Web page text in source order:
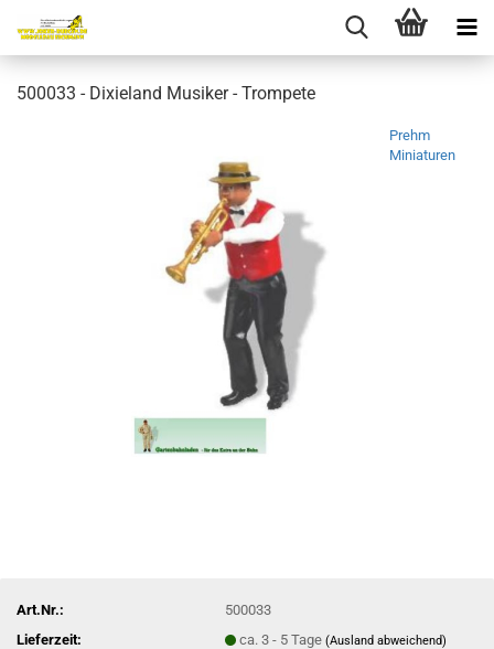
500033 - Dixieland Musiker - Trompete
Prehm
Miniaturen
Art.Nr.:
500033
Lieferzeit:
ca. 3 - 5 Tage(Ausland abweichend)